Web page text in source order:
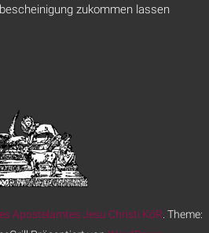
zukommen lassen
Apostelamtes Jesu Christi KöR . Theme: